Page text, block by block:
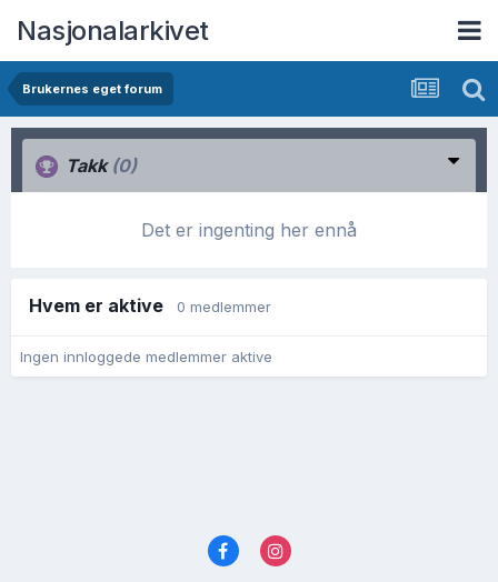
Nasjonalarkivet
Brukernes eget forum
Takk (0)
Det er ingenting her ennå
Hvem er aktive 0 medlemmer
Ingen innloggede medlemmer aktive